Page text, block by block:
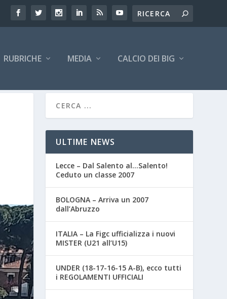
RUBRICHE MEDIA CALCIO DEI BIG
ULTIME NEWS
Lecce – Dal Salento al…Salento!
Ceduto un classe 2007
BOLOGNA – Arriva un 2007
dall’Abruzzo
ITALIA – La Figc ufficializza i nuovi
MISTER (U21 all’U15)
UNDER (18-17-16-15 A-B), ecco tutti
i REGOLAMENTI UFFICIALI